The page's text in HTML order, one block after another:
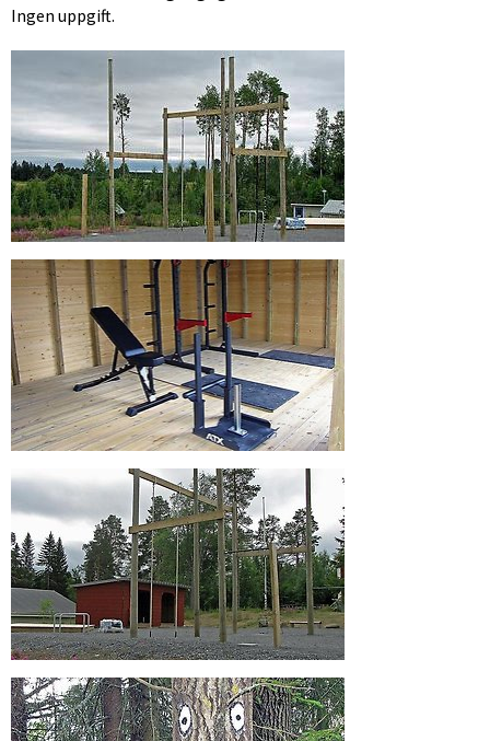
Ingen uppgift.
Förstora bilden
Förstora bilden